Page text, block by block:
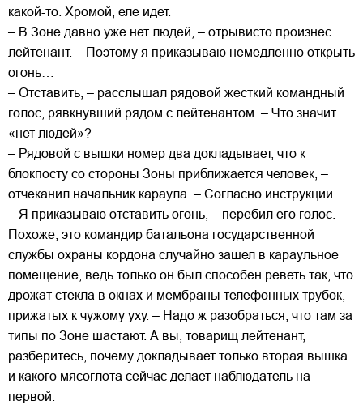
какой-то. Хромой, еле идет.
– В Зоне давно уже нет людей, – отрывисто произнес
лейтенант. – Поэтому я приказываю немедленно открыть
огонь…
– Отставить, – расслышал рядовой жесткий командный
голос, рявкнувший рядом с лейтенантом. – Что значит
«нет людей»?
– Рядовой с вышки номер два докладывает, что к
блокпосту со стороны Зоны приближается человек, –
отчеканил начальник караула. – Согласно инструкции…
– Я приказываю отставить огонь, – перебил его голос.
Похоже, это командир батальона государственной
службы охраны кордона случайно зашел в караульное
помещение, ведь только он был способен реветь так, что
дрожат стекла в окнах и мембраны телефонных трубок,
прижатых к чужому уху. – Надо ж разобраться, что там за
типы по Зоне шастают. А вы, товарищ лейтенант,
разберитесь, почему докладывает только вторая вышка
и какого мясоглота сейчас делает наблюдатель на
первой.